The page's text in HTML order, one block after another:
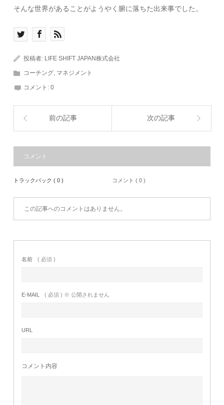
そんな世界があることがようやく腑に落ちた出来事でした。
投稿者: LIFE SHIFT JAPAN株式会社
コーチング, マネジメント
コメント:0
前の記事 次の記事
コメント
トラックバック ( 0 ) コメント ( 0 )
この記事へのコメントはありません。
名前 ( 必須 )
E-MAIL ( 必須 ) ※ 公開されません
URL
コメント内容